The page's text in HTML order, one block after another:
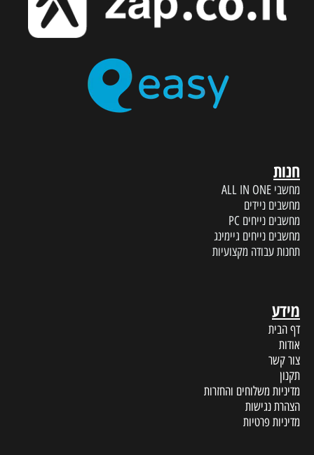
חנות
מחשבי ALL IN ONE
מחשבים ניידים
מחשבים נייחים PC
מחשבים נייחים גיימינג
תחנות עבודה מקצועיות
מידע
דף הבית
אודות
צור קשר
תקנון
מדיניות משלוחים והחזרות
הצהרת נגישות
מדיניות פרטיות